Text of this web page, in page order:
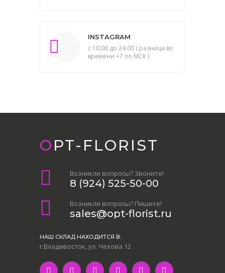
INSTAGRAM
с 10.00 до 24.00 ( разница во
времени +7 по МСК )
OPT-FLORIST
Возникли вопросы? Звоните!
8 (924) 525-50-00
Возникли вопросы? Пишите!
sales@opt-florist.ru
НАШ СКЛАД НАХОДИТСЯ В:
г.Владивосток, ул. Чехова 12